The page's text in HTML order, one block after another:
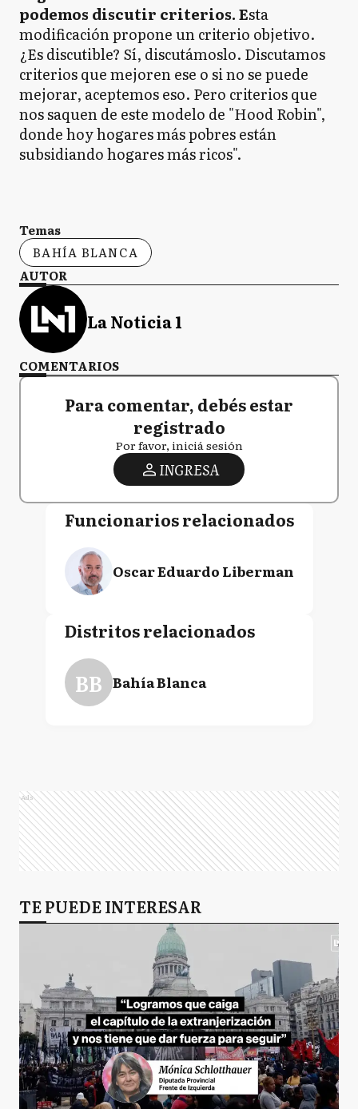
podemos discutir criterios. Esta
modificación propone un criterio objetivo.
¿Es discutible? Sí, discutámoslo. Discutamos
criterios que mejoren ese o si no se puede
mejorar, aceptemos eso. Pero criterios que
nos saquen de este modelo de "Hood Robin",
donde hoy hogares más pobres están
subsidiando hogares más ricos".
Temas
BAHÍA BLANCA
AUTOR
La Noticia 1
COMENTARIOS
Para comentar, debés estar
registrado
Por favor, iniciá sesión
INGRESA
Funcionarios relacionados
Oscar Eduardo Liberman
Distritos relacionados
BB Bahía Blanca
Ads
TE PUEDE INTERESAR